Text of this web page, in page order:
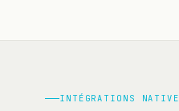
INTÉGRATIONS